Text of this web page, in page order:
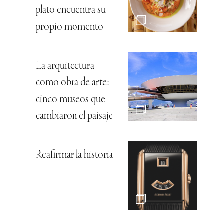
plato encuentra su
propio momento
La arquitectura
como obra de arte:
cinco museos que
cambiaron el paisaje
Reafirmar la historia